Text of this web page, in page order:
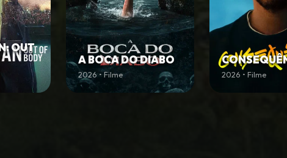
OUT
A BOCA DO DIABO
2026 • Filme 2026 • Filme